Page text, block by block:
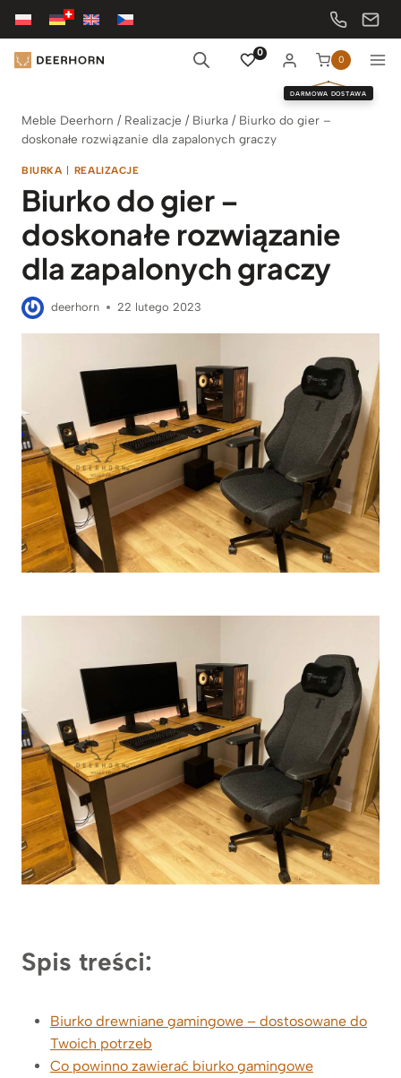
Przejdź
treści
0
0
DARMOWA DOSTAWA
Meble Deerhorn / Realizacje / Biurka / Biurko do gier –
doskonałe rozwiązanie dla zapalonych graczy
BIURKA | REALIZACJE
Biurko do gier –
doskonałe rozwiązanie
dla zapalonych graczy
deerhorn 22 lutego 2023
Spis treści:
Biurko drewniane gamingowe – dostosowane do
Twoich potrzeb
Co powinno zawierać biurko gamingowe